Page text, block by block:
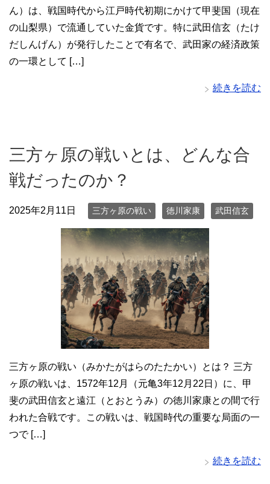
ん）は、戦国時代から江戸時代初期にかけて甲斐国（現在
の山梨県）で流通していた金貨です。特に武田信玄（たけ
だしんげん）が発行したことで有名で、武田家の経済政策
の一環として […]
続きを読む
三方ヶ原の戦いとは、どんな合
戦だったのか？
2025年2月11日 三方ヶ原の戦い 徳川家康 武田信玄
三方ヶ原の戦い（みかたがはらのたたかい）とは？ 三方
ヶ原の戦いは、1572年12月（元亀3年12月22日）に、甲
斐の武田信玄と遠江（とおとうみ）の徳川家康との間で行
われた合戦です。この戦いは、戦国時代の重要な局面の一
つで […]
続きを読む